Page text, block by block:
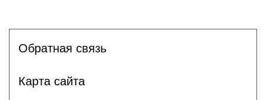
Обратная связь
Карта сайта